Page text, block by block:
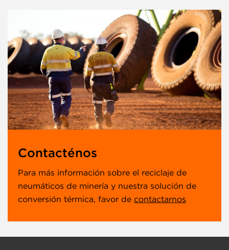
Contacténos
Para más información sobre el reciclaje de
neumáticos de minería y nuestra solución de
conversión térmica, favor de contactarnos